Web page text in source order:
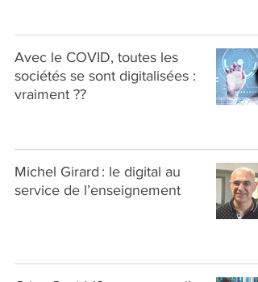
Avec le COVID, toutes les
sociétés se sont digitalisées :
vraiment ??
Michel Girard : le digital au
service de l’enseignement